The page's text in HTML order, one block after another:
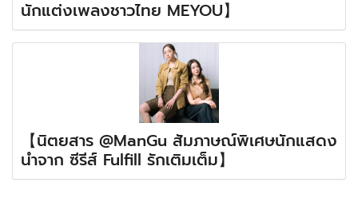
นักแต่งเพลงชาวไทย MEYOU】
【นิตยสาร @ManGu สัมภาษณ์พิเศษนักแสดง
นำจาก ซีรีส์ Fulfill รักเติมเต็ม】